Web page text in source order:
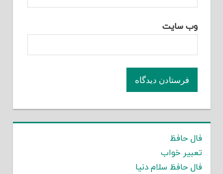
وب‌ سایت
فال حافظ
تعبیر خواب
فال حافظ سلام دنیا